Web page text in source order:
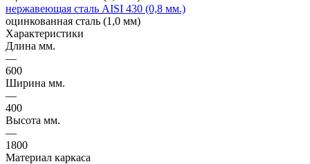
нержавеющая сталь AISI 430 (0,8 мм.)
оцинкованная сталь (1,0 мм)
Характеристики
Длина мм.
—
600
Ширина мм.
—
400
Высота мм.
—
1800
Материал каркаса